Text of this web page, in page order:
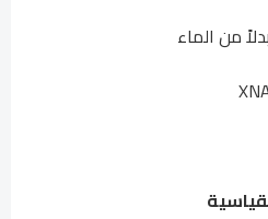
من الماء